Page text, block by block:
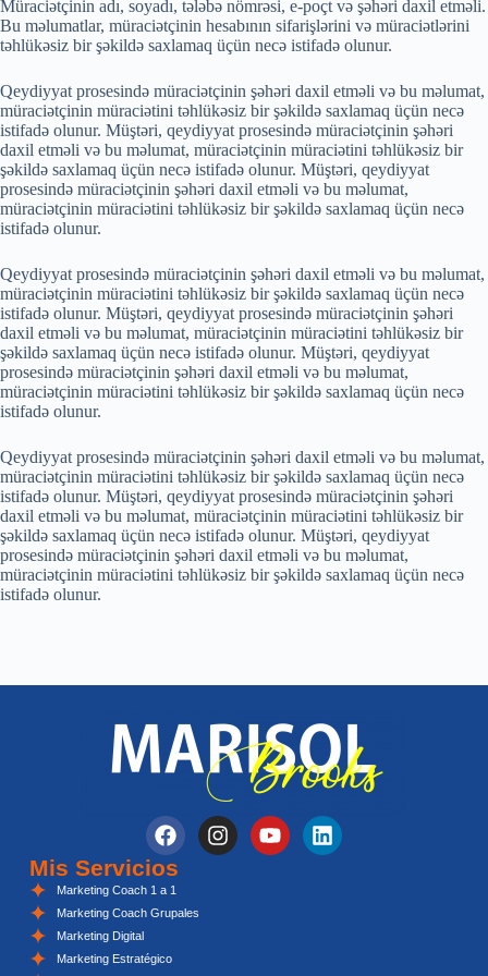
Müraciətçinin adı, soyadı, tələbə nömrəsi, e-poçt və şəhəri daxil etməli.
Bu məlumatlar, müraciətçinin hesabının sifarişlərini və müraciətlərini
təhlükəsiz bir şəkildə saxlamaq üçün necə istifadə olunur.
Qeydiyyat prosesində müraciətçinin şəhəri daxil etməli və bu məlumat,
müraciətçinin müraciətini təhlükəsiz bir şəkildə saxlamaq üçün necə
istifadə olunur. Müştəri, qeydiyyat prosesində müraciətçinin şəhəri
daxil etməli və bu məlumat, müraciətçinin müraciətini təhlükəsiz bir
şəkildə saxlamaq üçün necə istifadə olunur. Müştəri, qeydiyyat
prosesində müraciətçinin şəhəri daxil etməli və bu məlumat,
müraciətçinin müraciətini təhlükəsiz bir şəkildə saxlamaq üçün necə
istifadə olunur.
Qeydiyyat prosesində müraciətçinin şəhəri daxil etməli və bu məlumat,
müraciətçinin müraciətini təhlükəsiz bir şəkildə saxlamaq üçün necə
istifadə olunur. Müştəri, qeydiyyat prosesində müraciətçinin şəhəri
daxil etməli və bu məlumat, müraciətçinin müraciətini təhlükəsiz bir
şəkildə saxlamaq üçün necə istifadə olunur. Müştəri, qeydiyyat
prosesində müraciətçinin şəhəri daxil etməli və bu məlumat,
müraciətçinin müraciətini təhlükəsiz bir şəkildə saxlamaq üçün necə
istifadə olunur.
Qeydiyyat prosesində müraciətçinin şəhəri daxil etməli və bu məlumat,
müraciətçinin müraciətini təhlükəsiz bir şəkildə saxlamaq üçün necə
istifadə olunur. Müştəri, qeydiyyat prosesində müraciətçinin şəhəri
daxil etməli və bu məlumat, müraciətçinin müraciətini təhlükəsiz bir
şəkildə saxlamaq üçün necə istifadə olunur. Müştəri, qeydiyyat
prosesində müraciətçinin şəhəri daxil etməli və bu məlumat,
müraciətçinin müraciətini təhlükəsiz bir şəkildə saxlamaq üçün necə
istifadə olunur.
Mis Servicios
Marketing Coach 1 a 1
Marketing Coach Grupales
Marketing Digital
Marketing Estratégico